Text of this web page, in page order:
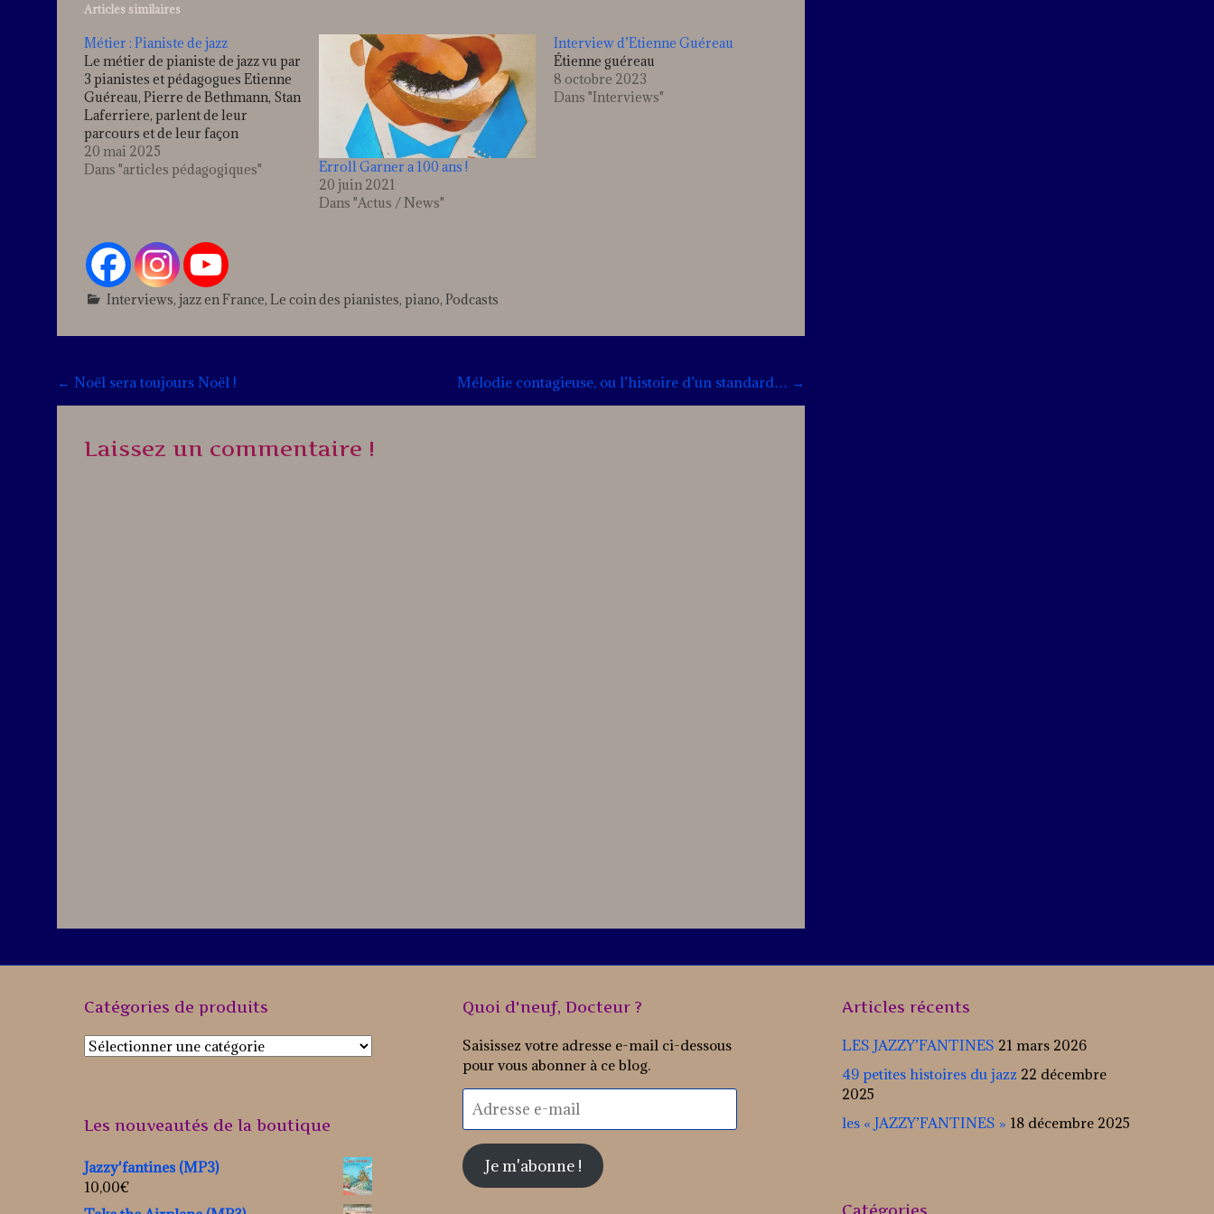
Articles similaires
Métier : Pianiste de jazz
Le métier de pianiste de jazz vu par
3 pianistes et pédagogues Etienne
Guéreau, Pierre de Bethmann, Stan
Laferriere, parlent de leur
parcours et de leur façon
d'enseigner
20 mai 2025
Dans "articles pédagogiques"
Erroll Garner a 100 ans !
20 juin 2021
Dans "Actus / News"
Interview d’Etienne Guéreau
Étienne guéreau
8 octobre 2023
Dans "Interviews"
Interviews, jazz en France, Le coin des pianistes, piano, Podcasts
a
Post
navigation
← Noël sera toujours Noël ! Mélodie contagieuse, ou l’histoire d’un standard… →
Laissez un commentaire !
Catégories de produits
Les nouveautés de la boutique
Jazzy'fantines (MP3)
10,00€
Quoi d'neuf, Docteur ?
Saisissez votre adresse e-mail ci-dessous
pour vous abonner à ce blog.
Adresse
e-
Je m'abonne !
Articles récents
LES JAZZY’FANTINES 21 mars 2026
49 petites histoires du jazz 22 décembre
2025
les « JAZZY’FANTINES » 18 décembre 2025
Catégories